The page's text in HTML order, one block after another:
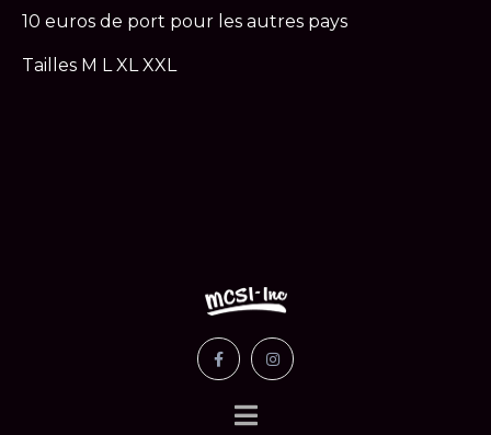
10 euros de port pour les autres pays
Tailles M L XL XXL